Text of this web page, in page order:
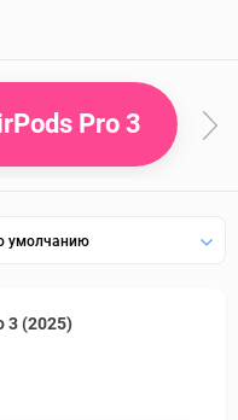
Pro 3
умолчанию
3 (2025)